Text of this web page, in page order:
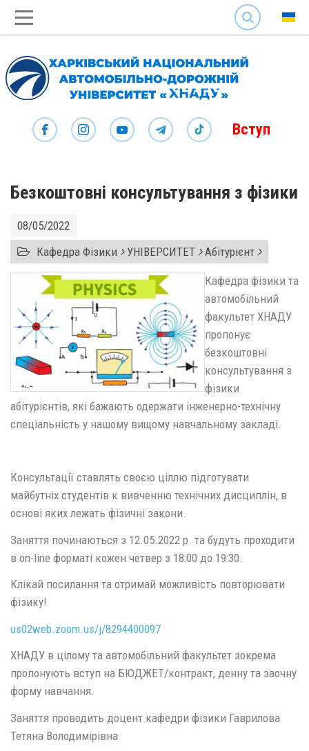
SEARCH
Вступ
Безкоштовні консультування з фізики
08/05/2022
Кафедра Фізики УНІВЕРСИТЕТ Абітурієнт
Кафедра фізики та
автомобільний
факультет ХНАДУ
пропонує
безкоштовні
консультування з
фізики
абітурієнтів, які бажають одержати інженерно-технічну
спеціальність у нашому вищому навчальному закладі.
Консультації ставлять своєю ціллю підготувати
майбутніх студентів к вивченню технічних дисциплін, в
основі яких лежать фізичні закони.
Заняття починаються з 12.05.2022 р. та будуть проходити
в on-line форматі кожен четвер з 18:00 до 19:30.
Клікай посилання та отримай можливість повторювати
фізику!
us02web.zoom.us/j/8294400097
ХНАДУ в цілому та автомобільний факультет зокрема
пропонують вступ на БЮДЖЕТ/контракт, денну та заочну
форму навчання.
Заняття проводить доцент кафедри фізики Гаврилова
Тетяна Володимірівна